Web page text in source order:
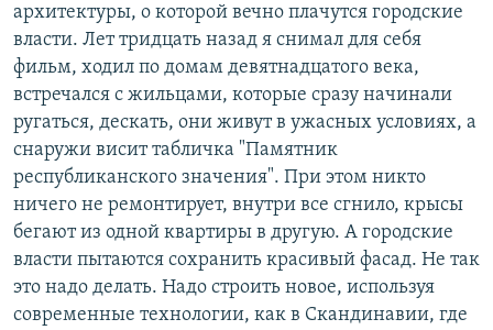
архитектуры, о которой вечно плачутся городские
власти. Лет тридцать назад я снимал для себя
фильм, ходил по домам девятнадцатого века,
встречался с жильцами, которые сразу начинали
ругаться, дескать, они живут в ужасных условиях, а
снаружи висит табличка "Памятник
республиканского значения". При этом никто
ничего не ремонтирует, внутри все сгнило, крысы
бегают из одной квартиры в другую. А городские
власти пытаются сохранить красивый фасад. Не так
это надо делать. Надо строить новое, используя
современные технологии, как в Скандинавии, где